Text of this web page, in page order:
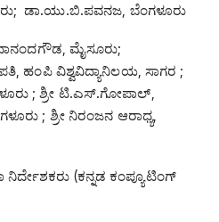
ಡಾ.ಯು.ಬಿ.ಪವನಜ, ಬೆಂಗಳೂರು
ಮೈಸೂರು;
ಹಂಪಿ ವಿಶ್ವವಿದ್ಯಾನಿಲಯ, ಸಾಗರ ;
; ಶ್ರೀ ಟಿ.ಎಸ್‌.ಗೋಪಾಲ್‌,
; ಶ್ರೀ ನಿರಂಜನ ಆರಾಧ್ಯ,
(ಕನ್ನಡ ಕಂಪ್ಯೂಟಿಂಗ್‌